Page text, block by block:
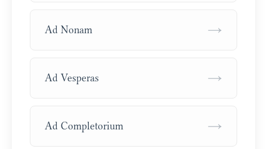
Ad Nonam →
Ad Vesperas →
Ad Completorium →